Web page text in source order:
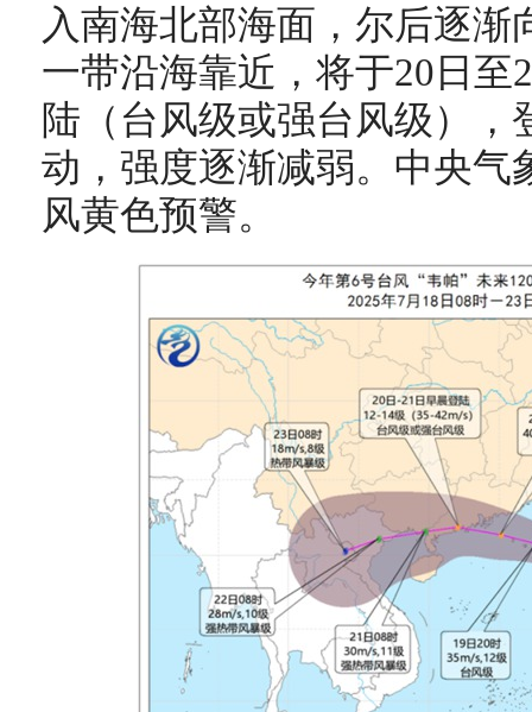
入南海北部海面，尔后逐
一带沿海靠近，将于20日至
陆（台风级或强台风级）
动，强度逐渐减弱。中央气
风黄色预警。